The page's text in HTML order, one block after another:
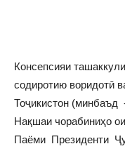
Консепсияи
содиротию воридотӣ
Тоҷикистон
Нақшаи чорабиниҳо
Паёми Президенти